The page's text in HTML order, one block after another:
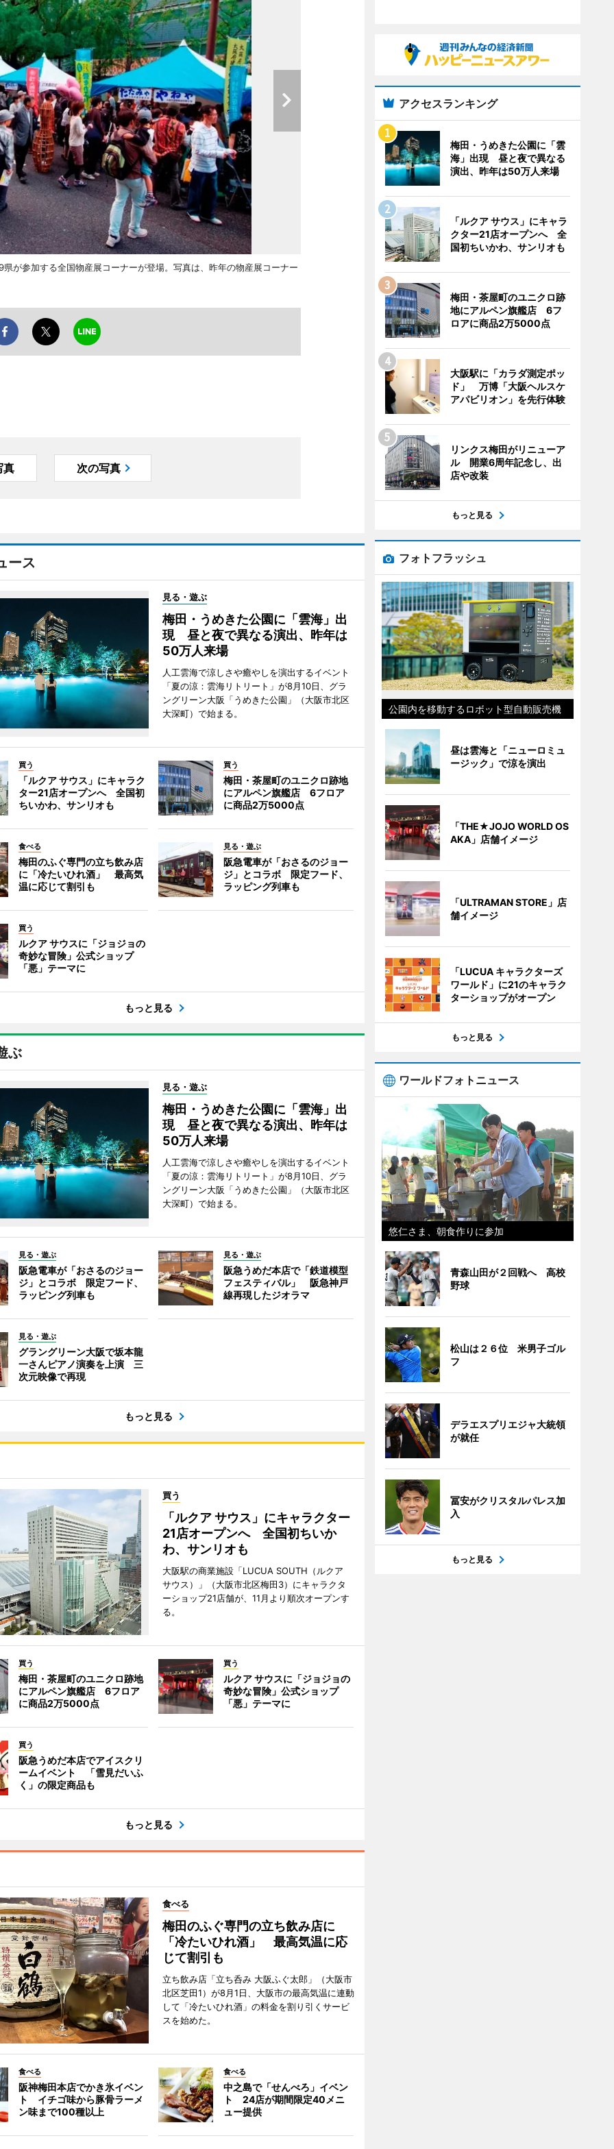
県が参加する全国物産展コーナーが登場。写真は、昨年の物産展コーナー
真 次の写真
ース
見る・遊ぶ
梅田・うめきた公園に「雲海」出
現 昼と夜で異なる演出、昨年は
50万人来場
人工雲海で涼しさや癒やしを演出するイベント
「夏の涼：雲海リトリート」が8月10日、グラ
ングリーン大阪「うめきた公園」（大阪市北区
大深町）で始まる。
買う
「ルクア サウス」にキャラク
ター21店オープンへ 全国初
ちいかわ、サンリオも
買う
梅田・茶屋町のユニクロ跡地
にアルペン旗艦店 6フロア
に商品2万5000点
食べる
梅田のふぐ専門の立ち飲み店
に「冷たいひれ酒」 最高気
温に応じて割引も
見る・遊ぶ
阪急電車が「おさるのジョー
ジ」とコラボ 限定フード、
ラッピング列車も
買う
ルクア サウスに「ジョジョの
奇妙な冒険」公式ショップ
「悪」テーマに
もっと見る
ぶ
見る・遊ぶ
梅田・うめきた公園に「雲海」出
現 昼と夜で異なる演出、昨年は
50万人来場
人工雲海で涼しさや癒やしを演出するイベント
「夏の涼：雲海リトリート」が8月10日、グラ
ングリーン大阪「うめきた公園」（大阪市北区
大深町）で始まる。
見る・遊ぶ
阪急電車が「おさるのジョー
ジ」とコラボ 限定フード、
ラッピング列車も
見る・遊ぶ
阪急うめだ本店で「鉄道模型
フェスティバル」 阪急神戸
線再現したジオラマ
見る・遊ぶ
グラングリーン大阪で坂本龍
一さんピアノ演奏を上演 三
次元映像で再現
もっと見る
買う
「ルクア サウス」にキャラクター
21店オープンへ 全国初ちいか
わ、サンリオも
大阪駅の商業施設「LUCUA SOUTH（ルクア
サウス）」（大阪市北区梅田3）にキャラクタ
ーショップ21店舗が、11月より順次オープンす
る。
買う
梅田・茶屋町のユニクロ跡地
にアルペン旗艦店 6フロア
に商品2万5000点
買う
ルクア サウスに「ジョジョの
奇妙な冒険」公式ショップ
「悪」テーマに
買う
阪急うめだ本店でアイスクリ
ームイベント 「雪見だいふ
く」の限定商品も
もっと見る
食べる
梅田のふぐ専門の立ち飲み店に
「冷たいひれ酒」 最高気温に応
じて割引も
立ち飲み店「立ち呑み 大阪ふぐ太郎」（大阪市
北区芝田1）が8月1日、大阪市の最高気温に連動
して「冷たいひれ酒」の料金を割り引くサービ
スを始めた。
食べる
阪神梅田本店でかき氷イベン
ト イチゴ味から豚骨ラーメ
ン味まで100種以上
食べる
中之島で「せんべろ」イベン
ト 24店が期間限定40メニ
ュー提供
アクセスランキング
梅田・うめきた公園に「雲
海」出現 昼と夜で異なる
演出、昨年は50万人来場
「ルクア サウス」にキャラ
クター21店オープンへ 全
国初ちいかわ、サンリオも
梅田・茶屋町のユニクロ跡
地にアルペン旗艦店 6フ
ロアに商品2万5000点
大阪駅に「カラダ測定ポッ
ド」 万博「大阪ヘルスケ
アパビリオン」を先行体験
リンクス梅田がリニューア
ル 開業6周年記念し、出
店や改装
もっと見る
フォトフラッシュ
公園内を移動するロボット型自動販売機
昼は雲海と「ニューロミュ
ージック」で涼を演出
「THE★JOJO WORLD OS
AKA」店舗イメージ
「ULTRAMAN STORE」店
舗イメージ
「LUCUA キャラクターズ
ワールド」に21のキャラク
ターショップがオープン
もっと見る
ワールドフォトニュース
悠仁さま、朝食作りに参加
青森山田が２回戦へ 高校
野球
松山は２６位 米男子ゴル
フ
デラエスプリエジャ大統領
が就任
冨安がクリスタルパレス加
入
もっと見る